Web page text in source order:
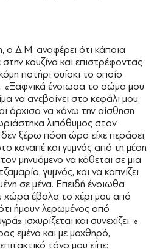
ο Δ.Μ. αναφέρει ότι κάποια
κουζίνα και επιστρέφοντας
ποτήρι ουίσκι το οποίο
«Ξαφνικά ένοιωσα το σώμα μου
να ανεβαίνει στο κεφάλι μου,
άρχισα να χάνω την αίσθηση
λιπόθυμος στον
ξέρω πόση ώρα είχε περάσει,
καναπέ και γυμνός από τη μέση
μηνυόμενο να κάθεται σε μια
γυμνός, και να καπνίζει
σε μένα. Επειδή ένοιωθα
χώρα έβαλα το χέρι μου από
ήμουν λερωμένος από
ισχυρίζεται και συνεχίζει: «
εμένα και με μοχθηρό,
τόνο μου είπε: